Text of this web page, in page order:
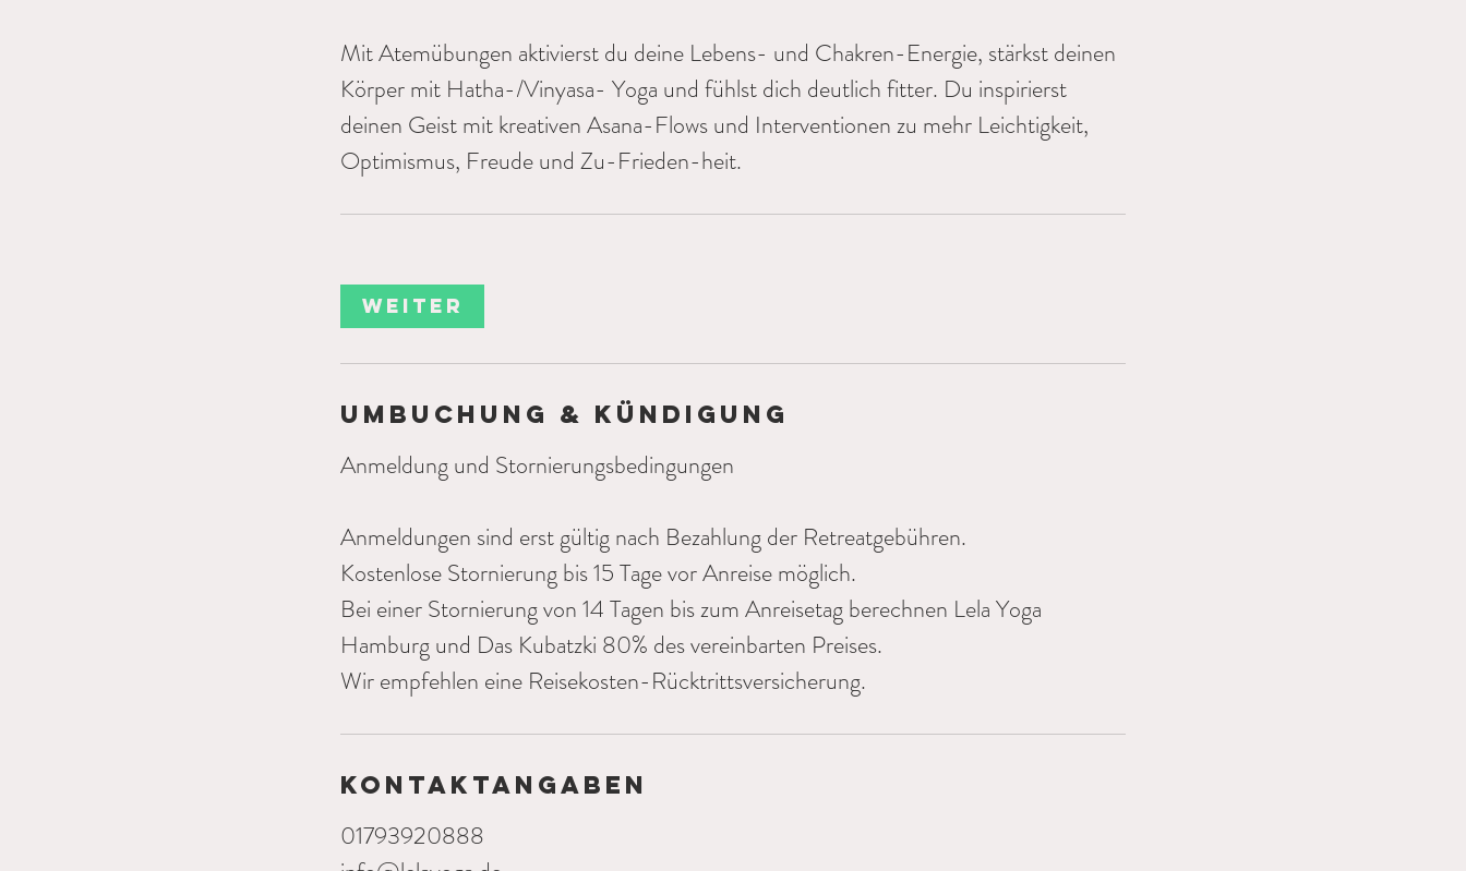
Mit Atemübungen aktivierst du deine Lebens- und Chakren-Energie, stärkst deinen
Körper mit Hatha-/Vinyasa- Yoga und fühlst dich deutlich fitter. Du inspirierst
deinen Geist mit kreativen Asana-Flows und Interventionen zu mehr Leichtigkeit,
Optimismus, Freude und Zu-Frieden-heit.
Weiter
Umbuchung & Kündigung
Anmeldung und Stornierungsbedingungen
Anmeldungen sind erst gültig nach Bezahlung der Retreatgebühren.
Kostenlose Stornierung bis 15 Tage vor Anreise möglich.
Bei einer Stornierung von 14 Tagen bis zum Anreisetag berechnen Lela Yoga
Hamburg und Das Kubatzki 80% des vereinbarten Preises.
Wir empfehlen eine Reisekosten-Rücktrittsversicherung.
Kontaktangaben
01793920888